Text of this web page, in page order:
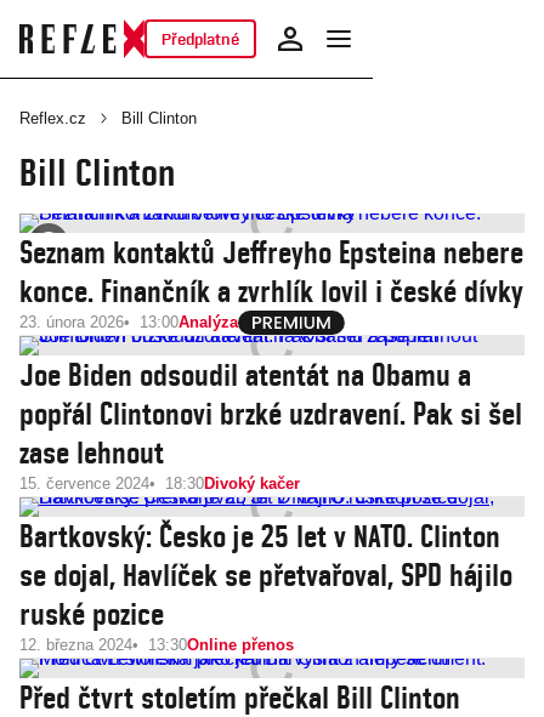
Předplatné
Reflex.cz Bill Clinton
Bill Clinton
Seznam kontaktů Jeffreyho Epsteina nebere
konce. Finančník a zvrhlík lovil i české dívky
23. února 2026 13:00Analýza
Joe Biden odsoudil atentát na Obamu a
popřál Clintonovi brzké uzdravení. Pak si šel
zase lehnout
15. července 2024 18:30Divoký kačer
Bartkovský: Česko je 25 let v NATO. Clinton
se dojal, Havlíček se přetvařoval, SPD hájilo
ruské pozice
12. března 2024 13:30Online přenos
Před čtvrt stoletím přečkal Bill Clinton